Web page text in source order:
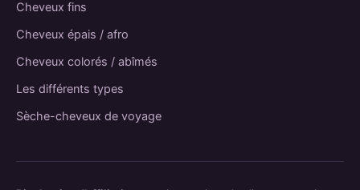
Cheveux fins
Cheveux épais / afro
Cheveux colorés / abîmés
Les différents types
Sèche-cheveux de voyage